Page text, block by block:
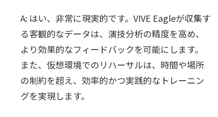
A: はい、非常に現実的です。VIVE Eagleが収集す
る客観的なデータは、演技分析の精度を高め、
より効果的なフィードバックを可能にします。
また、仮想環境でのリハーサルは、時間や場所
の制約を超え、効率的かつ実践的なトレーニン
グを実現します。